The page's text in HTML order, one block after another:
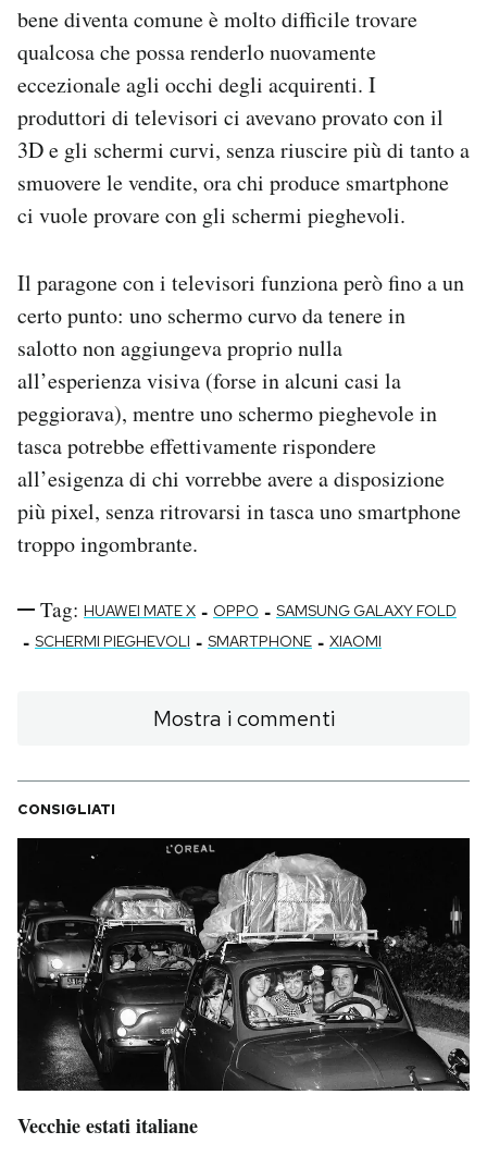
bene diventa comune è molto difficile trovare
qualcosa che possa renderlo nuovamente
eccezionale agli occhi degli acquirenti. I
produttori di televisori ci avevano provato con il
3D e gli schermi curvi, senza riuscire più di tanto a
smuovere le vendite, ora chi produce smartphone
ci vuole provare con gli schermi pieghevoli.
Il paragone con i televisori funziona però fino a un
certo punto: uno schermo curvo da tenere in
salotto non aggiungeva proprio nulla
all’esperienza visiva (forse in alcuni casi la
peggiorava), mentre uno schermo pieghevole in
tasca potrebbe effettivamente rispondere
all’esigenza di chi vorrebbe avere a disposizione
più pixel, senza ritrovarsi in tasca uno smartphone
troppo ingombrante.
Tag: HUAWEI MATE X - OPPO - SAMSUNG GALAXY FOLD
- SCHERMI PIEGHEVOLI - SMARTPHONE - XIAOMI
Mostra i commenti
CONSIGLIATI
Vecchie estati italiane